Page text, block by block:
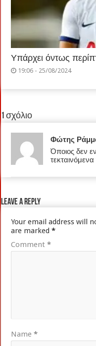
Υπάρχει όντως
19:06 - 25/08/2024
1 σχόλιο
Φώτης
Όποιος δεν
Leave a Reply
Your email address will
are marked*
Comment*
Name*